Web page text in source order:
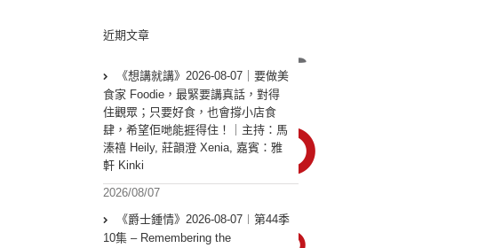
近期文章
《想講就講》2026-08-07｜要做美
食家 Foodie，最緊要講真話，對得
住觀眾；只要好食，也會撐小店食
肆，希望佢哋能捱得住！｜主持：馬
溱禧 Heily, 莊韻澄 Xenia, 嘉賓：雅
軒 Kinki
2026/08/07
《爵士鍾情》2026-08-07︱第44季
10集 – Remembering the